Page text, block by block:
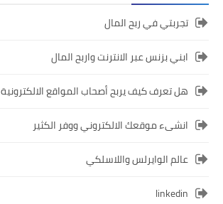
تجربتي في ربح المال
ابني بزنس عبر الانترنت واربح المال
هل تعرف كيف يربح أصحاب المواقع الالكترونية
انشىء موقعك الالكتروني ووفر الكثير
عالم الوايرلس واللاسلكي
linkedin